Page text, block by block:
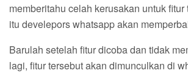
memberitahu celah kerusakan untuk fitur
itu develepors whatsapp akan
Barulah setelah fitur dicoba dan tidak
lagi, fitur tersebut akan dimunculkan di